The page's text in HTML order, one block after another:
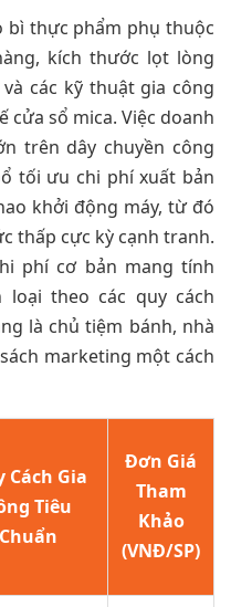
bì thực phẩm phụ thuộc
kích thước lọt lòng
các kỹ thuật gia công
cửa sổ mica. Việc doanh
trên dây chuyền công
tối ưu chi phí xuất bản
khởi động máy, từ đó
thấp cực kỳ cạnh tranh.
phí cơ bản mang tính
theo các quy cách
là chủ tiệm bánh, nhà
marketing một cách
Cách Gia
Tiêu
Chuẩn
Đơn Giá
Tham
Khảo
(VNĐ/SP)